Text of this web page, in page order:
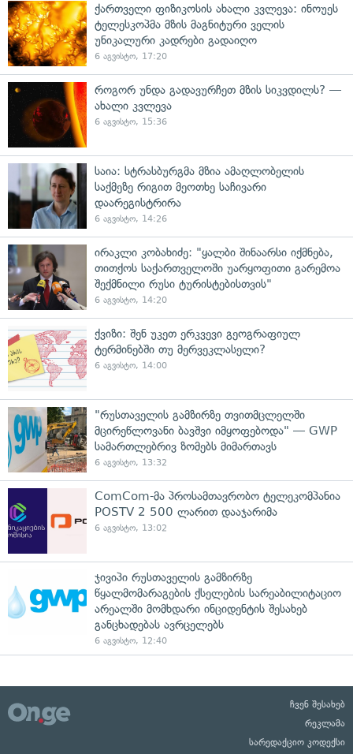
ქართველი ფიზიკოსის ახალი კვლევა: ინოუეს
ტელესკოპმა მზის მაგნიტური ველის
უნიკალური კადრები გადაიღო
6 აგვისტო, 17:20
როგორ უნდა გადავურჩეთ მზის სიკვდილს? —
ახალი კვლევა
6 აგვისტო, 15:36
საია: სტრასბურგმა მზია ამაღლობელის
საქმეზე რიგით მეოთხე საჩივარი
დაარეგისტრირა
6 აგვისტო, 14:26
ირაკლი კობახიძე: "ყალბი შინაარსი იქმნება,
თითქოს საქართველოში უარყოფითი გარემოა
შექმნილი რუსი ტურისტებისთვის"
6 აგვისტო, 14:20
ქვიზი: შენ უკეთ ერკვევი გეოგრაფიულ
ტერმინებში თუ მერვეკლასელი?
6 აგვისტო, 14:00
"რუსთაველის გამზირზე თვითმცლელში
მცირეწლოვანი ბავშვი იმყოფებოდა" — GWP
სამართლებრივ ზომებს მიმართავს
6 აგვისტო, 13:32
ComCom-მა პროსამთავრობო ტელეკომპანია
POSTV 2 500 ლარით დააჯარიმა
6 აგვისტო, 13:02
ჯივიპი რუსთაველის გამზირზე
წყალმომარაგების ქსელების სარეაბილიტაციო
არეალში მომხდარი ინციდენტის შესახებ
განცხადებას ავრცელებს
6 აგვისტო, 12:40
ჩვენ შესახებ
რეკლამა
სარედაქციო კოდექსი